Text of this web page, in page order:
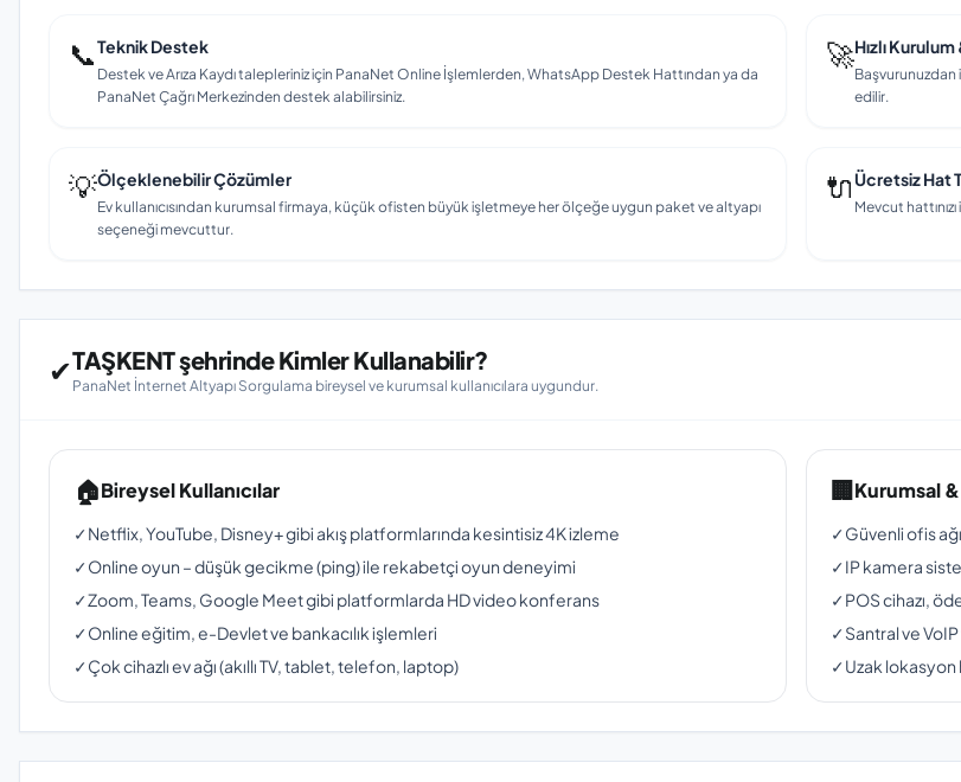
📞Teknik Destek
Destek ve Arıza Kaydı talepleriniz için PanaNet Online İşlemlerden, WhatsApp Destek Hattından ya da
PanaNet Çağrı Merkezinden destek alabilirsiniz.
🚀Hızlı
Başvurunuzdan
edilir.
💡Ölçeklenebilir Çözümler
Ev kullanıcısından kurumsal firmaya, küçük ofisten büyük işletmeye her ölçeğe uygun paket ve altyapı
seçeneği mevcuttur.
🔌Ücretsiz Hat
Mevcut
✔TAŞKENT şehrinde Kimler Kullanabilir?
PanaNet İnternet Altyapı Sorgulama bireysel ve kurumsal kullanıcılara uygundur.
🏠Bireysel Kullanıcılar
✓Netflix, YouTube, Disney+ gibi akış platformlarında kesintisiz 4K izleme
✓Online oyun – düşük gecikme (ping) ile rekabetçi oyun deneyimi
✓Zoom, Teams, Google Meet gibi platformlarda HD video konferans
✓Online eğitim, e-Devlet ve bankacılık işlemleri
✓Çok cihazlı ev ağı (akıllı TV, tablet, telefon, laptop)
🏢Kurumsal
✓Güvenli ofis
✓IP kamera
✓POS cihazı,
✓Santral ve
✓Uzak lokasyon